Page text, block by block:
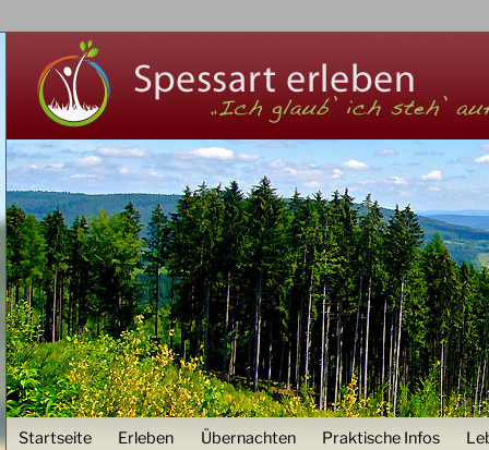
User menu
Startseite Erleben Übernachten Praktische Infos